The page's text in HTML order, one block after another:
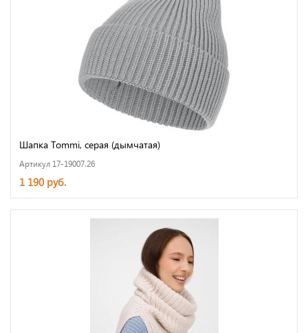
Шапка Tommi, серая (дымчатая)
Артикул 17-19007.26
1 190 руб.